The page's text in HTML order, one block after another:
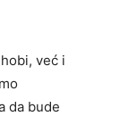
već i
da bude